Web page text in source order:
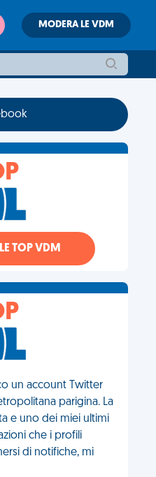
MODERA LE VDM
TOP VDM
un account Twitter
parigina. La
e uno dei miei ultimi
che i profili
di notifiche, mi